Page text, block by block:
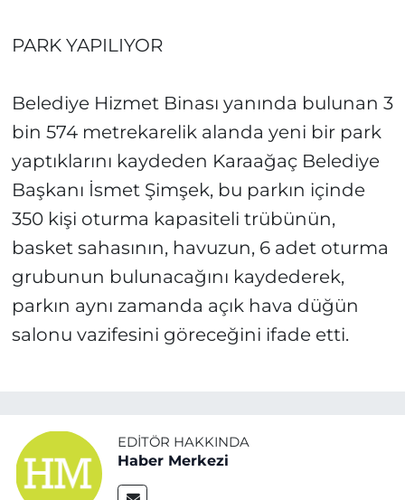
PARK YAPILIYOR
Belediye Hizmet Binası yanında bulunan 3
bin 574 metrekarelik alanda yeni bir park
yaptıklarını kaydeden Karaağaç Belediye
Başkanı İsmet Şimşek, bu parkın içinde
350 kişi oturma kapasiteli trübünün,
basket sahasının, havuzun, 6 adet oturma
grubunun bulunacağını kaydederek,
parkın aynı zamanda açık hava düğün
salonu vazifesini göreceğini ifade etti.
EDITÖR HAKKINDA
Haber Merkezi